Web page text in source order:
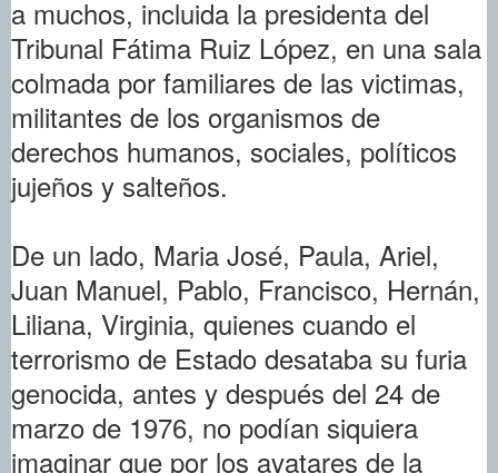
a muchos, incluida la presidenta del
Tribunal Fátima Ruiz López, en una sala
colmada por familiares de las victimas,
militantes de los organismos de
derechos humanos, sociales, políticos
jujeños y salteños.
De un lado, Maria José, Paula, Ariel,
Juan Manuel, Pablo, Francisco, Hernán,
Liliana, Virginia, quienes cuando el
terrorismo de Estado desataba su furia
genocida, antes y después del 24 de
marzo de 1976, no podían siquiera
imaginar que por los avatares de la